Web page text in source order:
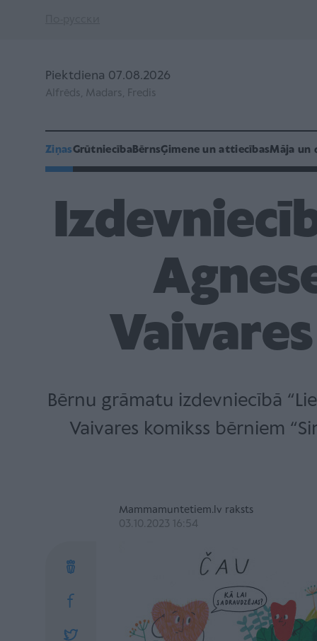
Piektdiena 07.08.2026
Alfrēds, Madars, Fredis
ZiņasGrūtniecībaBērnsĢimene un attiecībasMāja un
Bērnu grāmatu izdevniecībā
Vaivares komikss bērniem
Mammamuntetiem.lv raksts
03.10.2023 16:54